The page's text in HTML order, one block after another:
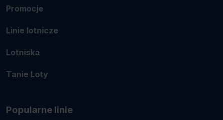
Promocje
Linie lotnicze
Lotniska
Tanie Loty
Popularne linie